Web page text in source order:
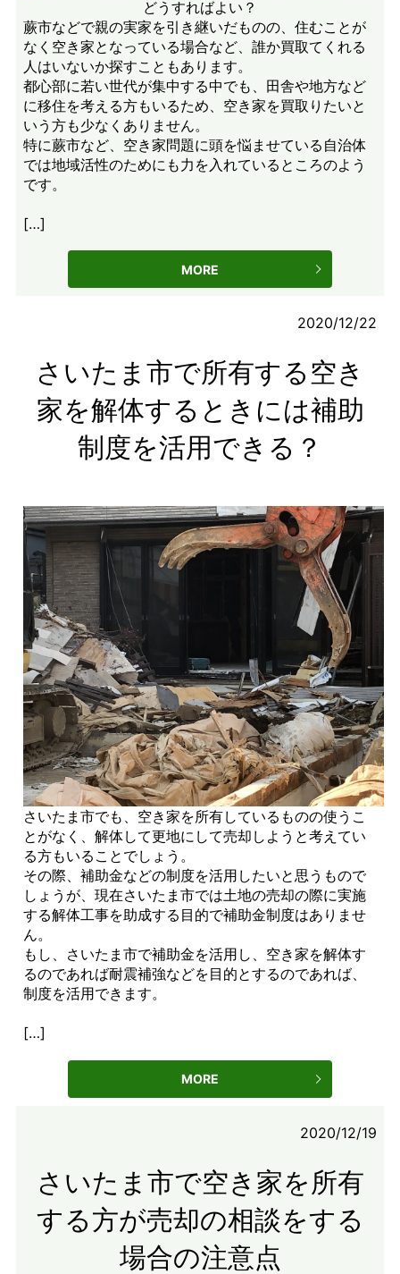
蕨市などで親の実家を引き継いだものの、住むことが
なく空き家となっている場合など、誰か買取てくれる
人はいないか探すこともあります。
都心部に若い世代が集中する中でも、田舎や地方など
に移住を考える方もいるため、空き家を買取りたいと
いう方も少なくありません。
特に蕨市など、空き家問題に頭を悩ませている自治体
では地域活性のためにも力を入れているところのよう
です。
[…]
MORE
2020/12/22
さいたま市で所有する空き
家を解体するときには補助
制度を活用できる？
さいたま市でも、空き家を所有しているものの使うこ
とがなく、解体して更地にして売却しようと考えてい
る方もいることでしょう。
その際、補助金などの制度を活用したいと思うもので
しょうが、現在さいたま市では土地の売却の際に実施
する解体工事を助成する目的で補助金制度はありませ
ん。
もし、さいたま市で補助金を活用し、空き家を解体す
るのであれば耐震補強などを目的とするのであれば、
制度を活用できます。
[…]
MORE
2020/12/19
さいたま市で空き家を所有
する方が売却の相談をする
場合の注意点